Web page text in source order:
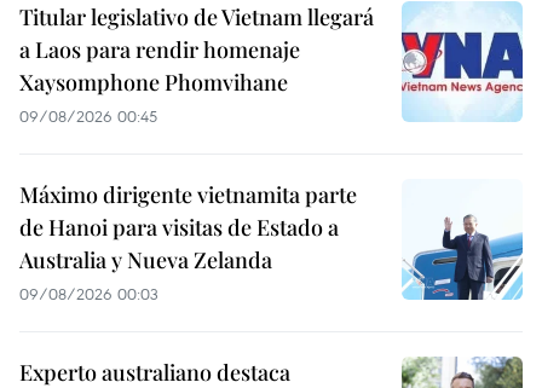
Titular legislativo de Vietnam llegará
a Laos para rendir homenaje
Xaysomphone Phomvihane
09/08/2026 00:45
Máximo dirigente vietnamita parte
de Hanoi para visitas de Estado a
Australia y Nueva Zelanda
09/08/2026 00:03
Experto australiano destaca